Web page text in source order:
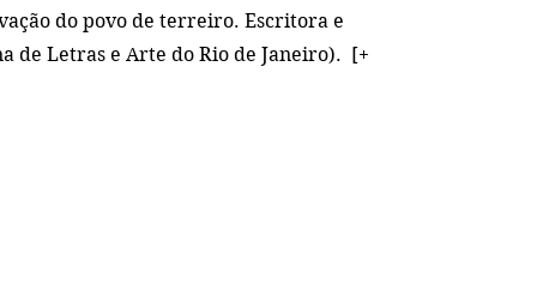
do povo de terreiro. Escritora e
de Letras e Arte do Rio de Janeiro). [+